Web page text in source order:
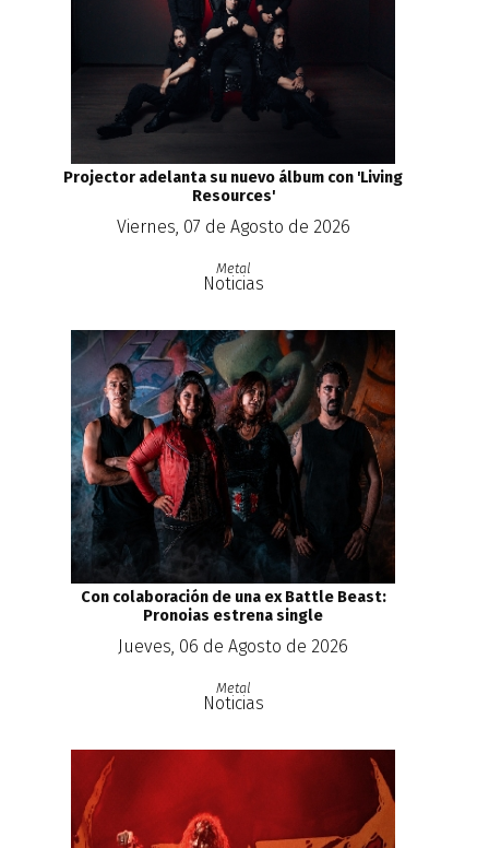
Projector adelanta su nuevo álbum con 'Living
Resources'
Viernes, 07 de Agosto de 2026
Metal
Noticias
Con colaboración de una ex Battle Beast:
Pronoias estrena single
Jueves, 06 de Agosto de 2026
Metal
Noticias